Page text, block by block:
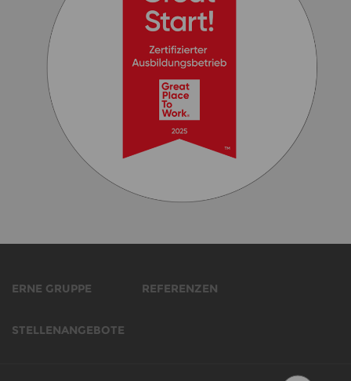
ERNE GRUPPE REFERENZEN
STELLENANGEBOTE